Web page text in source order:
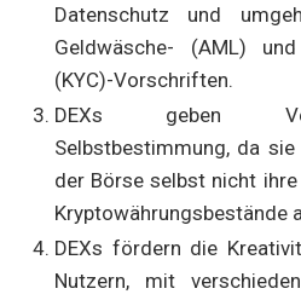
Datenschutz und
Geldwäsche- (AML)
(KYC)-Vorschriften.
DEXs geben
Selbstbestimmung, da
der Börse selbst nicht
Kryptowährungsbestände
DEXs fördern die
Nutzern, mit